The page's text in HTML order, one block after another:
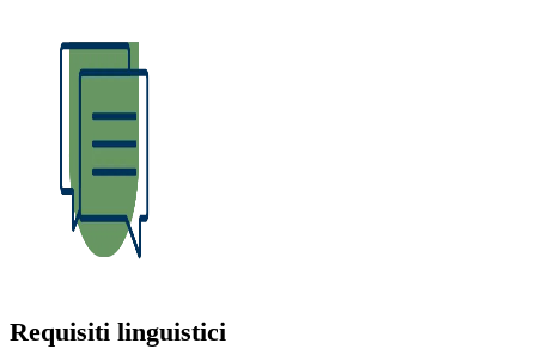
Requisiti linguistici